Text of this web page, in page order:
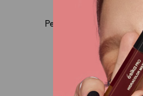
Pero, si quieres un
a rellenar los
tenemos el
trazo mucho más